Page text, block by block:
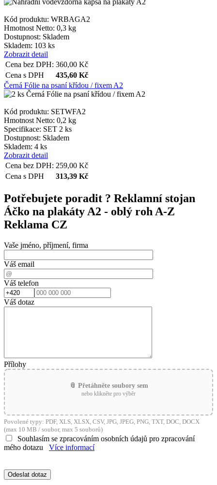
Kód produktu: WRBAGA2
Hmotnost Netto: 0,3 kg
Dostupnost: Skladem
Skladem: 103 ks
Zobrazit detail
Cena bez DPH: 360,00 Kč
Cena s DPH
435,60 Kč
Černá Fólie na psaní křídou / fixem A2
Kód produktu: SETWFA2
Hmotnost Netto: 0,2 kg
Specifikace: SET 2 ks
Dostupnost: Skladem
Skladem: 4 ks
Zobrazit detail
Cena bez DPH: 259,00 Kč
Cena s DPH
313,39 Kč
Potřebujete poradit ? Reklamní stojan
Áčko na plakáty A2 - oblý roh A-Z
Reklama CZ
Vaše jméno, příjmení, firma
Váš email
Váš telefon
Váš dotaz
Přílohy
📎 Přetáhněte soubory sem
nebo klikněte pro výběr
Povolené typy: PDF, XLS, XLSX, CSV, JPG, JPEG, PNG, TXT, DOC, DOCX
(max 10 MB / soubor, max 5 souborů)
Souhlasím se zpracováním osobních údajů pro zpracování
mého dotazu
Více informací